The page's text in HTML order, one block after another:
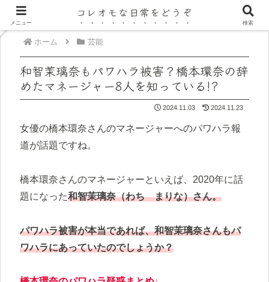
ホーム 芸能
和智茉璃奈もパワハラ被害？橋本環奈の辞
めたマネージャー8人を知っている!?
2024.11.03 2024.11.23
女優の橋本環奈さんのマネージャーへのパワハラ報
道が話題ですね。
橋本環奈さんのマネージャーといえば、2020年に話
題になった和智茉璃奈（わち まりな）さん。
パワハラ被害が本当であれば、和智茉璃奈さんもパ
ワハラにあっていたのでしょうか？
メニュー
コレオモな日常をどうぞ
検索